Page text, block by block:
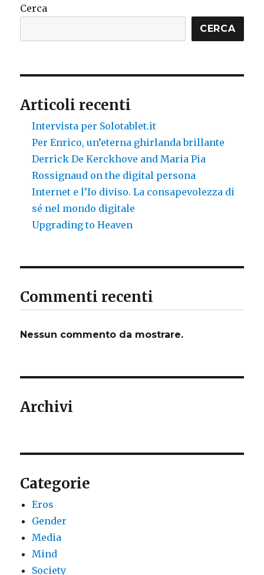
Cerca
CERCA
Articoli recenti
Intervista per Solotablet.it
Per Enrico, un’eterna ghirlanda brillante
Derrick De Kerckhove and Maria Pia
Rossignaud on the digital persona
Internet e l’Io diviso. La consapevolezza di
sé nel mondo digitale
Upgrading to Heaven
Commenti recenti
Nessun commento da mostrare.
Archivi
Categorie
Eros
Gender
Media
Mind
Society